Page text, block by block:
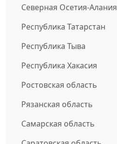
Северная Осетия-Алания
Республика Татарстан
Республика Тыва
Республика Хакасия
Ростовская область
Рязанская область
Самарская область